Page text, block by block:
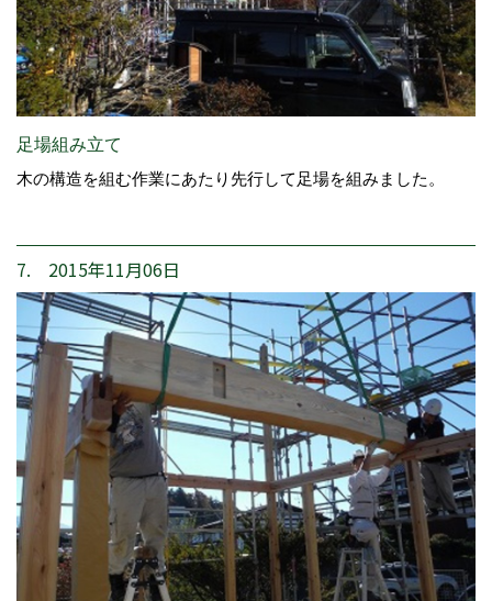
足場組み立て
木の構造を組む作業にあたり先行して足場を組みました。
7. 2015年11月06日